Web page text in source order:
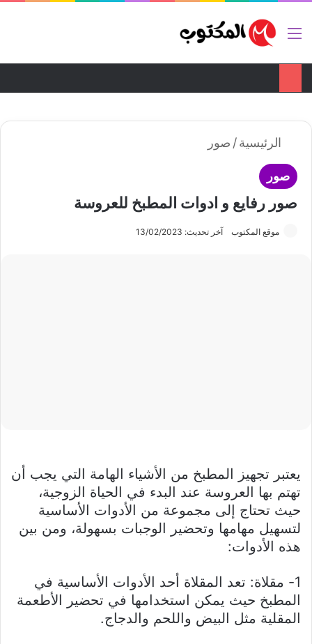
القائمة
الرئيسية/ صور
صور
صور رفايع و ادوات المطبخ للعروسة
موقع المكتوب آخر تحديث: 13/02/2023
يعتبر تجهيز المطبخ من الأشياء الهامة التي يجب أن
تهتم بها العروسة عند البدء في الحياة الزوجية،
حيث تحتاج إلى مجموعة من الأدوات الأساسية
لتسهيل مهامها وتحضير الوجبات بسهولة، ومن بين
هذه الأدوات:
1- مقلاة: تعد المقلاة أحد الأدوات الأساسية في
المطبخ حيث يمكن استخدامها في تحضير الأطعمة
المقلية مثل البيض واللحم والدجاج.
ضع اعلانك هنا